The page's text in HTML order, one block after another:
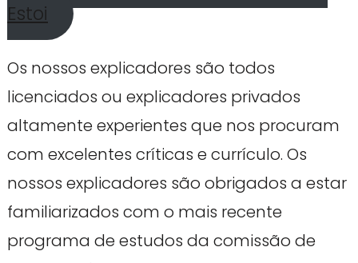
Estoi
Os nossos explicadores são todos
licenciados ou explicadores privados
altamente experientes que nos procuram
com excelentes críticas e currículo. Os
nossos explicadores são obrigados a estar
familiarizados com o mais recente
programa de estudos da comissão de